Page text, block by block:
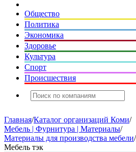
Общество
Политика
Экономика
Здоровье
Культура
Спорт
Происшествия
Главная/Каталог организаций Коми/
Мебель | Фурнитура | Материалы/
Материалы для производства мебели/
Мебель тэк